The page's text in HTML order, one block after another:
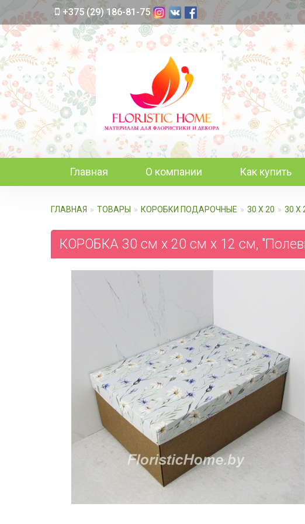
+375 (29) 186-81-75
Главная О компании Как купить
ГЛАВНАЯ ТОВАРЫ КОРОБКИ ПОДАРОЧНЫЕ 30 Х 20 30 Х
КОРОБКА 30 см х 20 см х 12 см,